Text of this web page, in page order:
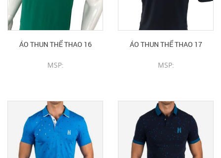
ÁO THUN THỂ THAO 16
MSP:
ÁO THUN THỂ THAO 17
MSP: